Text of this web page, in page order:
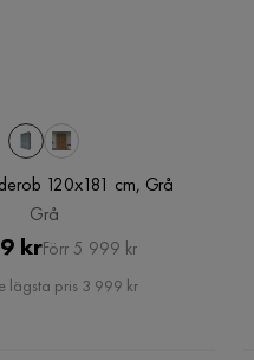
120x181 cm, Grå
Grå
Pris
krOriginal
Pris
Förr 5 999 kr
lägsta pris 3 999 kr